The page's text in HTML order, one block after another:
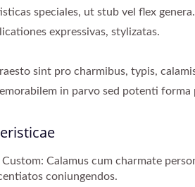
speciales, ut stub vel flex
expressivas, stylizatas.
sint pro charmibus, typis,
in parvo sed potenti forma
Calamus cum charmate
coniungendos.